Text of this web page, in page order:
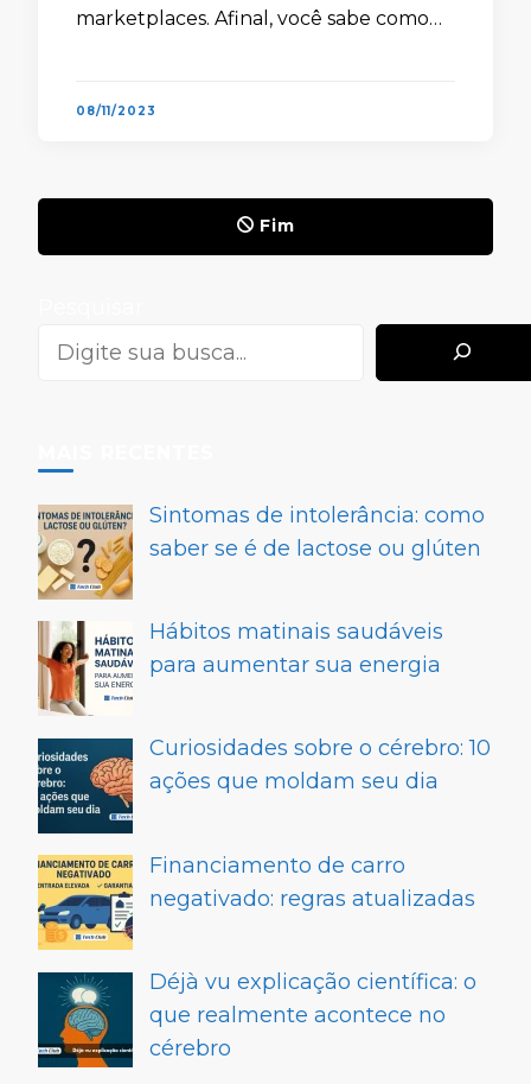
marketplaces. Afinal, você sabe como
08/11/2023
Fim
Sintomas de intolerância: como
saber se é de lactose ou glúten
Hábitos matinais saudáveis
para aumentar sua energia
Curiosidades sobre o cérebro: 10
ações que moldam seu dia
Financiamento de carro
negativado: regras atualizadas
Déjà vu explicação científica: o
que realmente acontece no
cérebro